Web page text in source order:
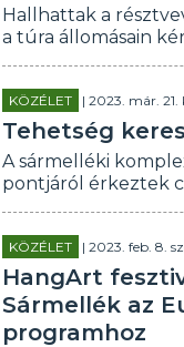
Hallhattak a
a túra állomásain
KÖZÉLET | 2023. már. 21.
Tehetség
A sármelléki
pontjáról érkeztek
KÖZÉLET | 2023. feb. 8.
HangArt
Sármellék az
programhoz